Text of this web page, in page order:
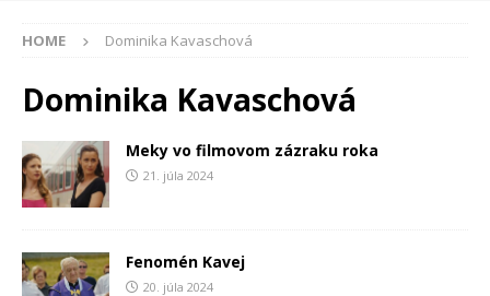
HOME Dominika Kavaschová
Dominika Kavaschová
Meky vo filmovom zázraku roka
21. júla 2024
Fenomén Kavej
20. júla 2024